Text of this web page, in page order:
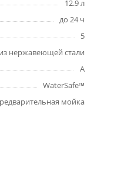
12.9 л
до 24 ч
5
нержавеющей стали
A
WaterSafe™
мойка